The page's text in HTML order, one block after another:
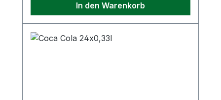
In den Warenkorb